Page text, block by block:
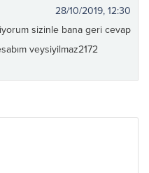
28/10/2019, 12:30
sizinle bana geri cevap
veysiyilmaz2172